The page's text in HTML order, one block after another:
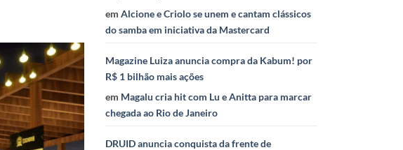
em Alcione e Criolo se unem e cantam clássicos
do samba em iniciativa da Mastercard
Magazine Luiza anuncia compra da Kabum! por
R$ 1 bilhão mais ações
em Magalu cria hit com Lu e Anitta para marcar
chegada ao Rio de Janeiro
DRUID anuncia conquista da frente de